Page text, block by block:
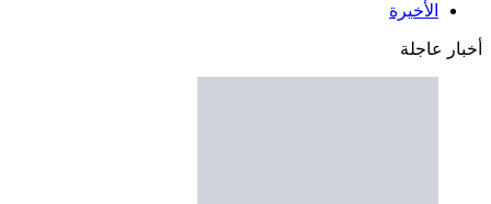
الأخيرة
أخبار عاجلة